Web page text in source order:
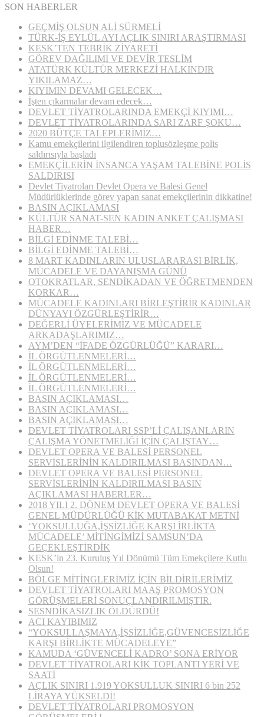
SON HABERLER
GEÇMİŞ OLSUN ALİ SÜRMELİ
TÜRK-İŞ EYLÜL AYI AÇLIK SINIRI ARAŞTIRMASI
KESK’TEN TEBRİK ZİYARETİ
GÖREV DAĞILIMI VE DEVİR TESLİM
ATATÜRK KÜLTÜR MERKEZİ HALKINDIR
YIKILAMAZ…
KIYIMIN DEVAMI GELECEK…
İşten çıkarmalar devam edecek…
DEVLET TİYATROLARINDA EMEKÇİ KIYIMI…
DEVLET TİYATROLARINDA SARI ZARF ŞOKU…
2020 BÜTÇE TALEPLERİMİZ…
Kamu emekçilerini ilgilendiren toplusözleşme polis
saldırısıyla başladı
EMEKÇİLERİN İNSANCA YAŞAM TALEBİNE POLİS
SALDIRISI
Devlet Tiyatroları Devlet Opera ve Balesi Genel
Müdürlüklerinde görev yapan sanat emekçilerinin dikkatine!
BASIN AÇIKLAMASI
KÜLTÜR SANAT-SEN KADIN ANKET ÇALIŞMASI
HABER…
BİLGİ EDİNME TALEBİ…
BİLGİ EDİNME TALEBİ…
8 MART KADINLARIN ULUSLARARASI BİRLİK,
MÜCADELE VE DAYANIŞMA GÜNÜ
OTOKRATLAR, SENDİKADAN VE ÖĞRETMENDEN
KORKAR…
MÜCADELE KADINLARI BİRLEŞTİRİR KADINLAR
DÜNYAYI ÖZGÜRLEŞTİRİR…
DEĞERLİ ÜYELERİMİZ VE MÜCADELE
ARKADAŞLARIMIZ…
AYM’DEN “İFADE ÖZGÜRLÜĞÜ” KARARI…
İL ÖRGÜTLENMELERİ…
İL ÖRGÜTLENMELERİ…
İL ÖRGÜTLENMELERİ…
İL ÖRGÜTLENMELERİ…
BASIN AÇIKLAMASI…
BASIN AÇIKLAMASI…
BASIN AÇIKLAMASI…
DEVLET TİYATROLARI SSP’Lİ ÇALIŞANLARIN
ÇALIŞMA YÖNETMELİĞİ İÇİN ÇALIŞTAY…
DEVLET OPERA VE BALESİ PERSONEL
SERVİSLERİNİN KALDIRILMASI BASINDAN…
DEVLET OPERA VE BALESİ PERSONEL
SERVİSLERİNİN KALDIRILMASI BASIN
AÇIKLAMASI HABERLER…
2018 YILI 2. DÖNEM DEVLET OPERA VE BALESİ
GENEL MÜDÜRLÜĞÜ KİK MUTABAKAT METNİ
‘YOKSULLUĞA,İŞSİZLİĞE KARŞI İRLİKTA
MÜCADELE’ MİTİNGİMİZİ SAMSUN’DA
GEÇEKLEŞTİRDİK
KESK’in 23. Kuruluş Yıl Dönümü Tüm Emekçilere Kutlu
Olsun!
BÖLGE MİTİNGLERİMİZ İÇİN BİLDİRİLERİMİZ
DEVLET TİYATROLARI MAAŞ PROMOSYON
GÖRÜŞMELERİ SONUÇLANDIRILMIŞTIR.
SESNDİKASIZLIK ÖLDÜRDÜ!
ACI KAYIBIMIZ
“YOKSULLAŞMAYA,İŞSİZLİĞE,GÜVENCESİZLİĞE
KARŞI BİRLİKTE MÜCADELEYE”
KAMUDA ‘GÜVENCELİ KADRO’ SONA ERİYOR
DEVLET TİYATROLARI KİK TOPLANTI YERİ VE
SAATİ
AÇLIK SINIRI 1.919 YOKSULLUK SINIRI 6 bin 252
LİRAYA YÜKSELDİ!
DEVLET TİYATROLARI PROMOSYON